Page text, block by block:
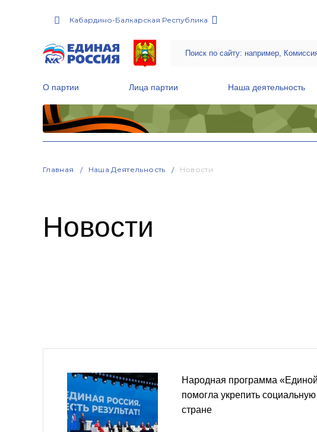
Кабардино-Балкарская Республика
О партии Лица партии Наша деятельность
Главная Наша Деятельность Новости
Новости
Народная программа
помогла укрепить
стране